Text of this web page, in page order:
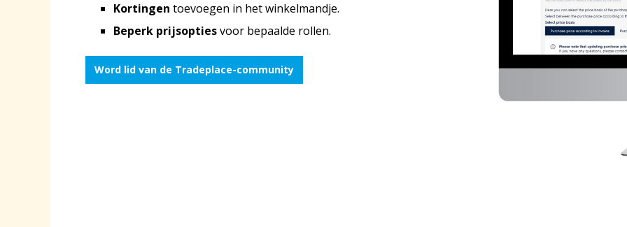
Kortingen toevoegen in het winkelmandje.
Beperk prijsoptiesvoor bepaalde rollen.
Word lid van de Tradeplace-community